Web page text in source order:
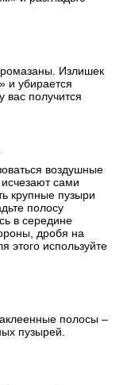
Излишек
и убирается
вас получится
воздушные
сами
крупные пузыри
полосу
в середине
дробя на
этого используйте
полосы –
пузырей.